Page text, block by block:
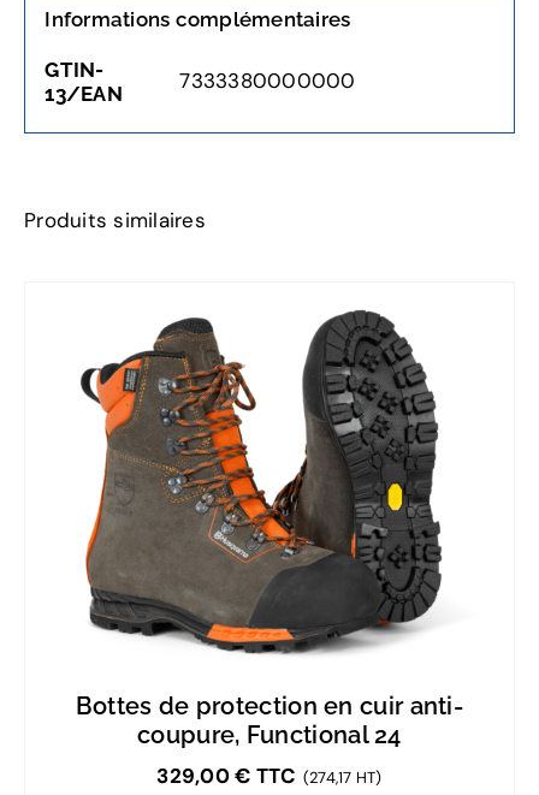
Informations complémentaires
GTIN-
13/EAN
7333380000000
Produits similaires
Bottes de protection en cuir anti-
coupure, Functional 24
329,00€ TTC (274,17 HT)